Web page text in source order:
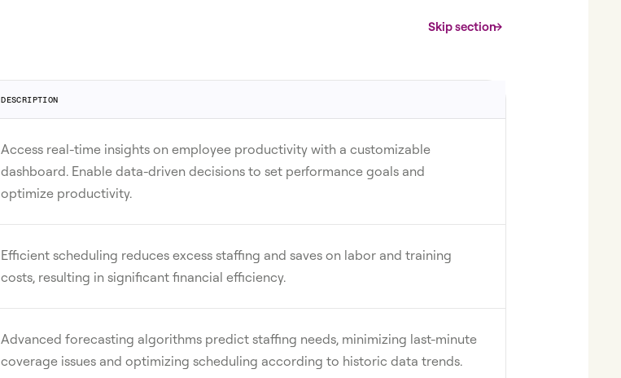
Skip section
DESCRIPTION
Access real-time insights on employee productivity with a customizable
dashboard. Enable data-driven decisions to set performance goals and
optimize productivity.
Efficient scheduling reduces excess staffing and saves on labor and training
costs, resulting in significant financial efficiency.
Advanced forecasting algorithms predict staffing needs, minimizing last-minute
coverage issues and optimizing scheduling according to historic data trends.